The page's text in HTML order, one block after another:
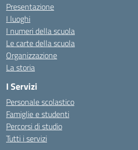
Presentazione
I luoghi
I numeri della scuola
Le carte della scuola
Organizzazione
La storia
I Servizi
Personale scolastico
Famiglie e studenti
Percorsi di studio
Tutti i servizi